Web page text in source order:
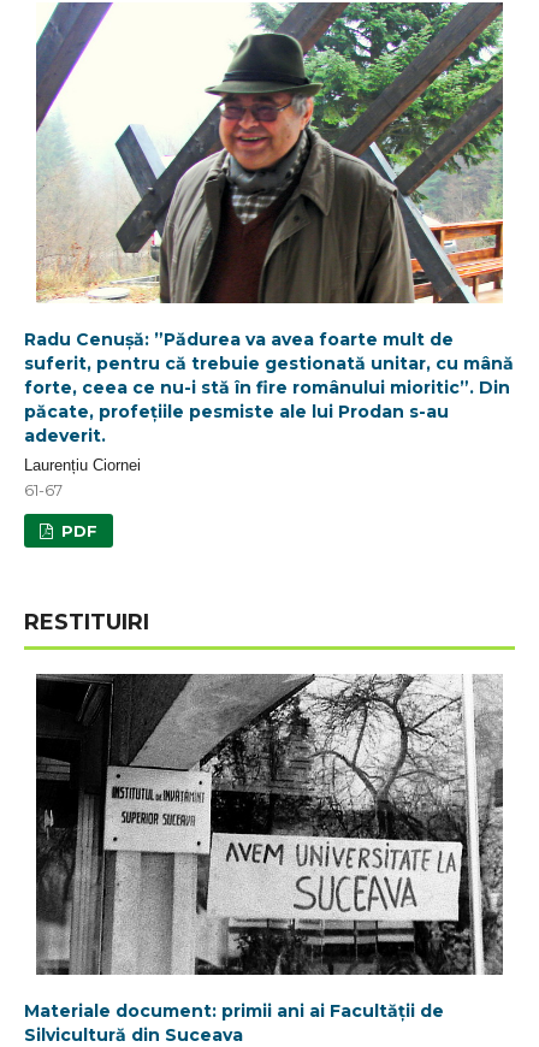
Radu Cenușă: ”Pădurea va avea foarte mult de
suferit, pentru că trebuie gestionată unitar, cu mână
forte, ceea ce nu-i stă în fire românului mioritic”. Din
păcate, profețiile pesmiste ale lui Prodan s-au
adeverit.
Laurențiu Ciornei
61-67
PDF
RESTITUIRI
Materiale document: primii ani ai Facultății de
Silvicultură din Suceava